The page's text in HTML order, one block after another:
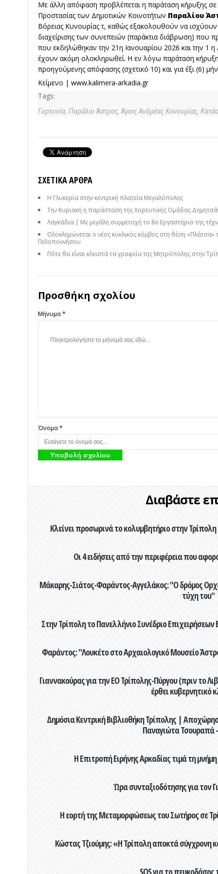
Με άλλη απόφαση προβλέπεται η παράταση κήρυξης σε
Προστασίας των Δημοτικών Κοινοτήτων Παραλίου
Βόρειας Κυνουρίας τ, καθώς εξακολουθούν να ισχύουν
διαχείρισης των συνεπειών (παράκτια διάβρωση) που
που εκδηλώθηκαν την 21η Ιανουαρίου 2026 και την 1 η
έχουν ακόμη ολοκληρωθεί. Η εν λόγω παράταση
προηγούμενης απόφασης (σχετικό 10) και για έξι (6)
Κείμενο | www.kalimera-arkadia.gr
Tags:
Γορτυνία, Παράλιο Άστρος,Άγιος Ανδρέας Κυνουρίας,
ΣΧΕΤΙΚΆ ΆΡΘΡΑ
Η Γλυκερία στην κεντρική πλατεία Μεγαλόπολης
Την Κυριακή η παράσταση της Χορευτικής Ομάδας
Λαγκάδια | Με μεγάλη συμμετοχή το 8ο Εργαστήριο της
Ολοκληρώνεται ο νέος κυκλικός κόμβος στη θέση
Πελοποννήσου
Πότε θα είναι κλειστά τα γραφεία της Μητρόπολης στην
Προσθήκη σχολίου
Μήνυμα *
Όνομα *
Διαβάστε
Κλείνει προσωρινά το κολυμβητήριο στην
Οι 4 ειδήσεις από την περιφέρεια που
Μάκαρης-Σιάτος-Φαράντος-Αγγελάκος: "Ο δρόμος
τύχη του"
Στην Τρίπολη το Πανελλήνιο Συνέδριο
Φαράντος: "Λουκέτο στο Αρχαιολογικό Μουσείο
Γιαννακούρας για την EO Τρίπολης-Πύργου (πριν το
έρθει κυβερνητικό
Δημόσια Κεντρική Βιβλιοθήκη Τρίπολης |
Παναγιώτα Τσουραπά
Η Επιτροπή Ειρήνης Αρκαδίας τιμά τη
Ώρα συνταξιοδότησης για τον
Η εορτή της Μεταμορφώσεως του Σωτήρος σε
Κώστας Τζιούμης: «Η Τρίπολη αποκτά σύγχρονη
SOS για το πευκοδάσος